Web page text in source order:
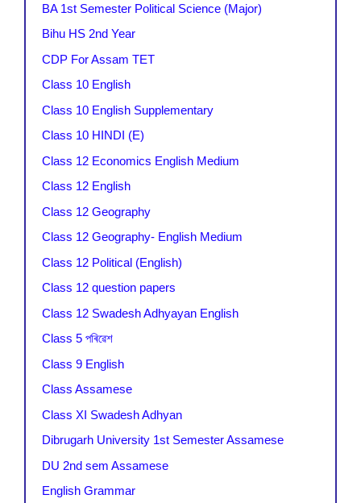
BA 1st Semester Political Science (Major)
Bihu HS 2nd Year
CDP For Assam TET
Class 10 English
Class 10 English Supplementary
Class 10 HINDI (E)
Class 12 Economics English Medium
Class 12 English
Class 12 Geography
Class 12 Geography- English Medium
Class 12 Political (English)
Class 12 question papers
Class 12 Swadesh Adhyayan English
Class 5 পৰিৱেশ
Class 9 English
Class Assamese
Class XI Swadesh Adhyan
Dibrugarh University 1st Semester Assamese
DU 2nd sem Assamese
English Grammar